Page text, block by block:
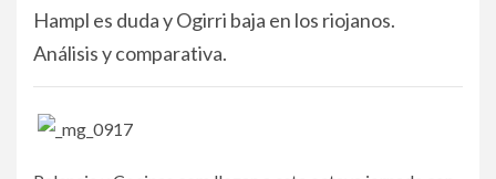
Hampl es duda y Ogirri baja en los riojanos.
Análisis y comparativa.